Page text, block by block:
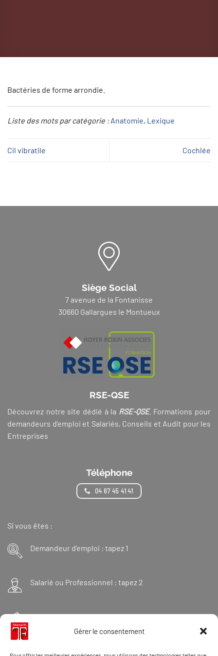
Gérer le consentement
Bactéries de forme arrondie.
Liste des mots par catégorie : Anatomie, Lexique
Cil vibratile Cochlée
Siège Social
7 avenue de la Fontanisse
30660 Gallargues le Montueux
RSE-QSE
Découvrez notre site dédié à la RSE-QSE. Formations pour
demandeurs d’emploi et Salariés, Conseils et Audit pour les
Entreprises
Téléphone
04 67 45 41 41
Si vous êtes :
Demandeur d’emploi : tapez 1
Salarié ou Professionnel : tapez 2
Financeur : tapez 3
Et « 98 » pour une formation Thanatopraxie